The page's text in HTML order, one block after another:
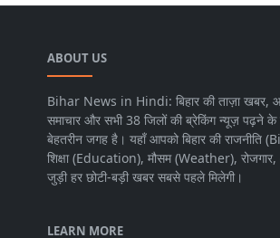
ABOUT US
Bihar News in Hindi: बिहार की ताज़ा
समाचार और सभी 38 जिलों की ब्रेकिंग न्यूज़ पढ़ने
बेहतरीन जगह है। यहाँ आपको बिहार की राजनीति
शिक्षा (Education), मौसम (Weather),
जुड़ी हर छोटी-बड़ी खबर सबसे पहले मिलेगी।
LEARN MORE